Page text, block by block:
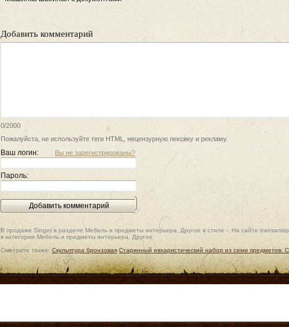
Добавить комментарий
0/2000
Пожалуйста, не используйте теги HTML, нецензурную лексику и рекламу.
Вы не зарегистрированы?
Ваш логин:
Пароль:
В продаже Singer в разделе Мебель и предметы интерьера, Другое в стиле -. На сайте
в категории Мебель и предметы интерьера, Другое.
Смотрите также: Скульптура бронзовая Старинный евхаристический набор из семи предметов.